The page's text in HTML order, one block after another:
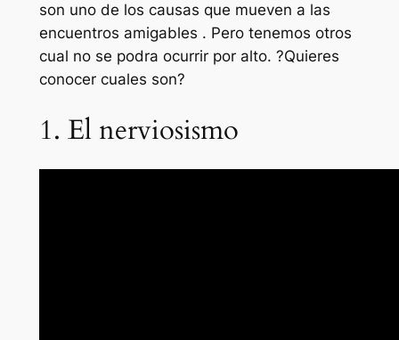
son uno de los causas que mueven a las
encuentros amigables . Pero tenemos otros
cual no se podra ocurrir por alto. ?Quieres
conocer cuales son?
1. El nerviosismo